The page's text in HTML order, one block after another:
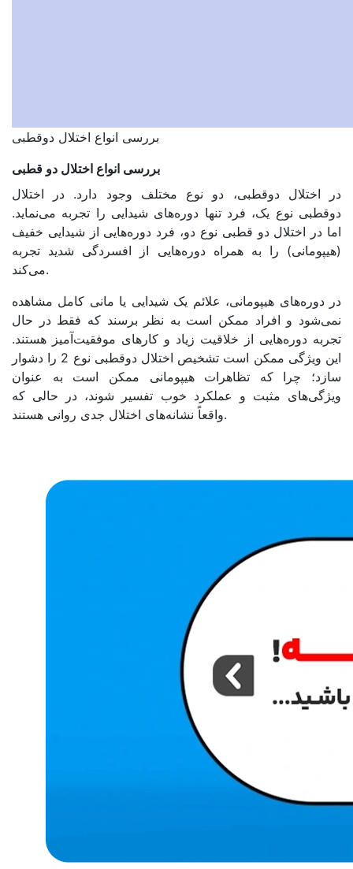
بررسی انواع اختلال دوقطبی
بررسی انواع اختلال دو قطبی
در اختلال دوقطبی، دو نوع مختلف وجود دارد. در اختلال
دوقطبی نوع یک، فرد تنها دوره‌های شیدایی را تجربه می‌نماید.
اما در اختلال دو قطبی نوع دو، فرد دوره‌هایی از شیدایی خفیف
(هیپومانی) را به همراه دوره‌هایی از افسردگی شدید تجربه
می‌کند.
در دوره‌های هیپومانی، علائم یک شیدایی یا مانی کامل مشاهده
نمی‌شود و افراد ممکن است به نظر برسند که فقط در حال
تجربه دوره‌هایی از خلاقیت زیاد و کارهای موفقیت‌آمیز هستند.
این ویژگی ممکن است تشخیص اختلال دوقطبی نوع 2 را دشوار
سازد؛ چرا که تظاهرات هیپومانی ممکن است به عنوان
ویژگی‌های مثبت و عملکرد خوب تفسیر شوند، در حالی که
واقعاً نشانه‌های اختلال جدی روانی هستند.